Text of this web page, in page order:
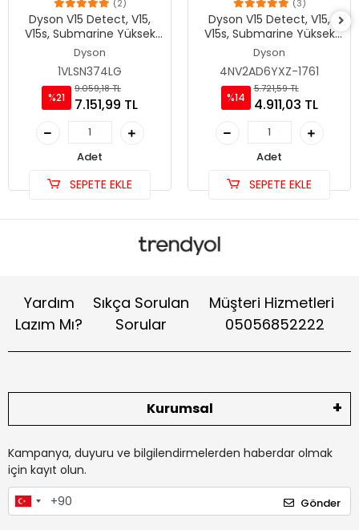
(2)
Dyson V15 Detect, V15,
V15s, Submarine Yüksek
Kapasite 5000mAh
Batarya
Dyson
1VLSN374LG
%21
9.059,18 TL
7.151,99 TL
Adet
SEPETE EKLE
(3)
Dyson V15 Detect, V15,
V15s, Submarine Yüksek
Kapasite 4000mAh
Batarya
Dyson
4NV2AD6YXZ-1761
%14
5.721,59 TL
4.911,03 TL
Adet
SEPETE EKLE
Yardım
Lazım Mı?
Sıkça Sorulan
Sorular
Müşteri Hizmetleri
05056852222
Kurumsal
Kampanya, duyuru ve bilgilendirmelerden haberdar olmak
için kayıt olun.
Gönder